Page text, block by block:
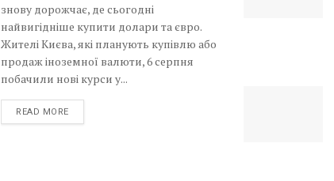
знову дорожчає, де сьогодні
найвигідніше купити долари та євро.
Жителі Києва, які планують купівлю або
продаж іноземної валюти, 6 серпня
побачили нові курси у...
READ MOREDETAILS